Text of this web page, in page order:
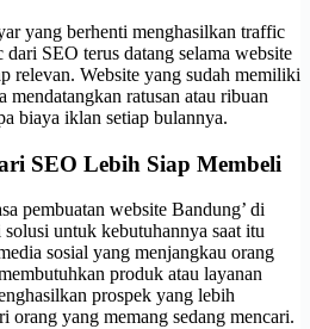
yang berhenti menghasilkan traffic
SEO terus datang selama website
relevan. Website yang sudah memiliki
ratusan atau ribuan
biaya iklan setiap bulannya.
SEO Lebih Siap Membeli
pembuatan website Bandung’ di
untuk kebutuhannya saat itu
sosial yang menjangkau orang
produk atau layanan
prospek yang lebih
orang yang memang sedang mencari.